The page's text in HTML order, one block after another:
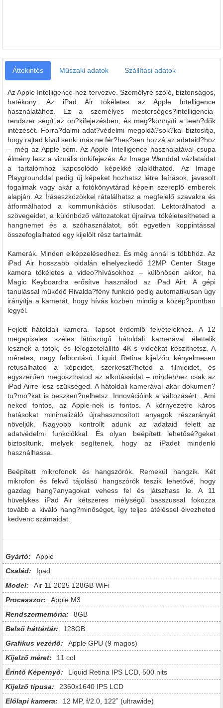
Áttekintés Műszaki adatok Szállítási adatok
Az Apple Intelligence-hez tervezve. Személyre szóló, biztonságos,
hatékony. Az iPad Air tökéletes az Apple Intelligence
használatához. Ez a személyes mesterséges?intelligencia-
rendszer segít az ön?kifejezésben, és meg?könnyíti a teen?dők
intézését. Forra?dalmi adat?védelmi megoldá?sok?kal biztosítja,
hogy rajtad kívül senki más ne fér?hes?sen hozzá az adataid?hoz
– még az Apple sem. Az Apple Intelligence használatával csupa
élmény lesz a vizuális önkifejezés. Az Image Wanddal vázlataidat
a tartalomhoz kapcsolódó képekké alakíthatod. Az Image
Playgrounddal pedig új képeket hozhatsz létre leírások, javasolt
fogalmak vagy akár a fotókönyvtárad képein szereplő emberek
alapján. Az Íráseszközökkel rátalálhatsz a megfelelő szavakra és
átformálhatod a kommunikációs stílusodat. Lektorálhatod a
szövegeidet, a különböző változatokat újraírva tökéletesítheted a
hangnemet és a szóhasználatot, sőt egyetlen koppintással
összefoglalhatod egy kijelölt rész tartalmát.
Kamerák. Minden elképzelésedhez. És még annál is többhöz. Az
iPad Air hosszabb oldalán elhelyezkedő 12MP Center Stage
kamera tökéletes a video?hívásokhoz – különösen akkor, ha
Magic Keyboardra erősítve használod az iPad Airt. A gépi
tanulással működő Rivalda?fény funkció pedig automatikusan úgy
irányítja a kamerát, hogy hívás közben mindig a közép?pontban
legyél.
Fejlett hátoldali kamera. Tapsot érdemlő felvételekhez.A 12
megapixeles széles látószögű hátoldali kamerával élettelik
lesznek a fotók, és lélegzetelállító 4K‑s videókat készíthetsz. A
méretes, nagy felbontású Liquid Retina kijelzőn kényelmesen
retusálhatod a képeidet, szerkeszt?heted a filmjeidet, és
egyszerűen megoszthatod az alkotásaidat – mindehhez csak az
iPad Airre lesz szükséged. A hátoldali kamerával akár dokumen?
tu?mo?kat is beszken?nelhetsz. Innovációink a változásért
. Ami
neked fontos, az Apple‑nek is fontos. A környezetre káros
hatásokat minimalizáló újrahasznosított anyagok részarányát
növeljük. Nagyobb kontrollt adunk az adataid felett az
adatvédelmi funkciókkal. És olyan beépített lehetősé?geket
biztosítunk, melyek segítenek, hogy az iPadet mindenki
használhassa.
Beépített mikrofonok és hangszórók. Remekül hangzik. Két
mikrofon és fekvő tájolású hangszórók teszik lehetővé, hogy
gazdag hang?anyagokat vehess fel és játszhass le. A 11
hüvelykes iPad Air kétszeres mélységű basszussal fokozza
tovább a kiváló hang?minőséget, így teljes átéléssel élvezheted
kedvenc számaidat.
Gyártó:
Apple
Család:
Ipad
Model:
Air 11 2025 128GB WiFi
Processzor:
Apple M3
Rendszermemória:
8GB
Belső háttértár:
128GB
Grafikus vezérlő:
Apple GPU (9 magos)
Kijelző méret:
11 col
Érintő Képernyő:
Liquid Retina IPS LCD, 500 nits
Kijelző típusa:
2360x1640 IPS LCD
Előlapi kamera:
12 MP, f/2.0, 122˚ (ultrawide)